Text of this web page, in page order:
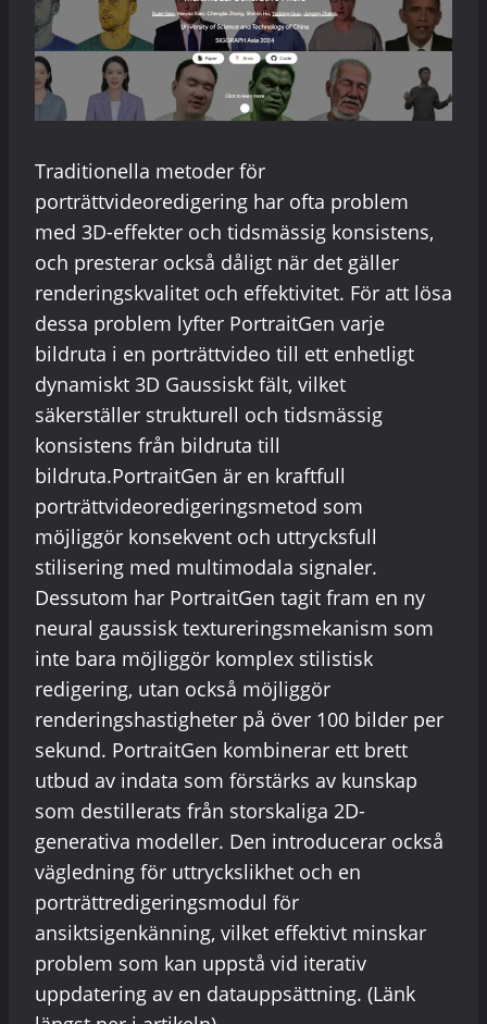
Traditionella metoder för
porträttvideoredigering har ofta problem
med 3D-effekter och tidsmässig konsistens,
och presterar också dåligt när det gäller
renderingskvalitet och effektivitet. För att lösa
dessa problem lyfter PortraitGen varje
bildruta i en porträttvideo till ett enhetligt
dynamiskt 3D Gaussiskt fält, vilket
säkerställer strukturell och tidsmässig
konsistens från bildruta till
bildruta.PortraitGen är en kraftfull
porträttvideoredigeringsmetod som
möjliggör konsekvent och uttrycksfull
stilisering med multimodala signaler.
Dessutom har PortraitGen tagit fram en ny
neural gaussisk textureringsmekanism som
inte bara möjliggör komplex stilistisk
redigering, utan också möjliggör
renderingshastigheter på över 100 bilder per
sekund. PortraitGen kombinerar ett brett
utbud av indata som förstärks av kunskap
som destillerats från storskaliga 2D-
generativa modeller. Den introducerar också
vägledning för uttryckslikhet och en
porträttredigeringsmodul för
ansiktsigenkänning, vilket effektivt minskar
problem som kan uppstå vid iterativ
uppdatering av en datauppsättning. (Länk